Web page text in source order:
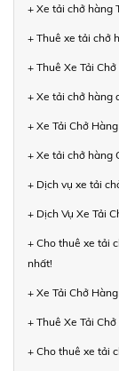
+ Xe tải chở hàng
+ Thuê xe tải chở
+ Thuê Xe Tải
+ Xe tải chở hàng
+ Xe Tải Chở
+ Xe tải chở hàng
+ Dịch vụ xe tải
+ Dịch Vụ Xe Tải
+ Cho thuê xe tải
nhất!
+ Xe Tải Chở
+ Thuê Xe Tải
+ Cho thuê xe tải